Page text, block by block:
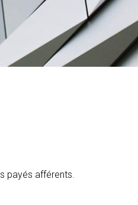
payés afférents.